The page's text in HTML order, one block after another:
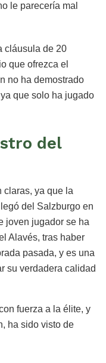
le parecería mal
cláusula de 20
que ofrezca el
no ha demostrado
que solo ha jugado
del
claras, ya que la
del Salzburgo en
joven jugador se ha
Alavés, tras haber
pasada, y es una
su verdadera calidad
fuerza a la élite, y
ha sido visto de